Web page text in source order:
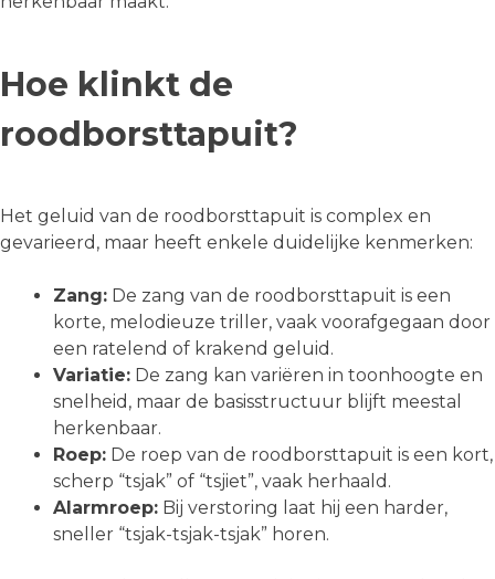
Hoe klinkt de
roodborsttapuit?
Het geluid van de roodborsttapuit is complex en
gevarieerd, maar heeft enkele duidelijke kenmerken:
Zang: De zang van de roodborsttapuit is een
korte, melodieuze triller, vaak voorafgegaan door
een ratelend of krakend geluid.
Variatie: De zang kan variëren in toonhoogte en
snelheid, maar de basisstructuur blijft meestal
herkenbaar.
Roep: De roep van de roodborsttapuit is een kort,
scherp “tsjak” of “tsjiet”, vaak herhaald.
Alarmroep: Bij verstoring laat hij een harder,
sneller “tsjak-tsjak-tsjak” horen.